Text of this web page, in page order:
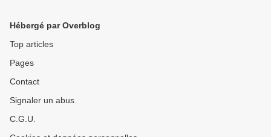
Hébergé par Overblog
Top articles
Pages
Contact
Signaler un abus
C.G.U.